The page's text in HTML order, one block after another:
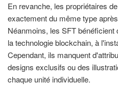
En revanche, les propriétaires
exactement du même type
Néanmoins, les SFT
la technologie blockchain, à
Cependant, ils manquent
designs exclusifs ou des
chaque unité individuelle.